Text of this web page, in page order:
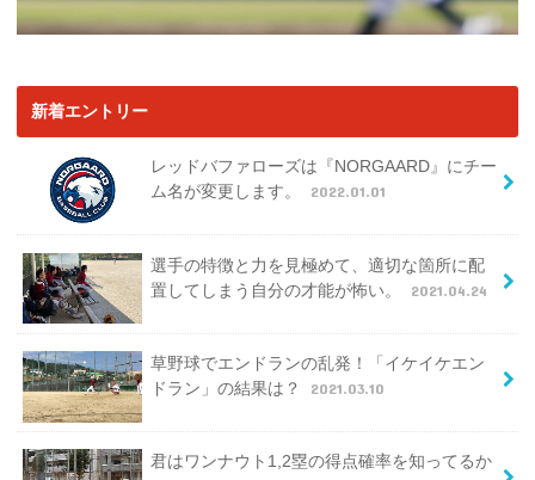
新着エントリー
レッドバファローズは『NORGAARD』にチー
ム名が変更します。
2022.01.01
選手の特徴と力を見極めて、適切な箇所に配
置してしまう自分の才能が怖い。
2021.04.24
草野球でエンドランの乱発！「イケイケエン
ドラン」の結果は？
2021.03.10
君はワンナウト1,2塁の得点確率を知ってるか